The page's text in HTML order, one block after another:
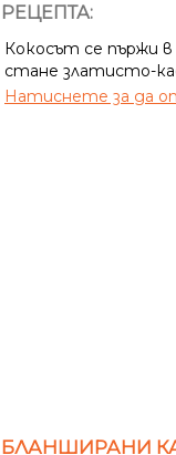
РЕЦЕПТА:
Кокосът се пържи в
стане златисто-
Натиснете за да
БЛАНШИРАНИ